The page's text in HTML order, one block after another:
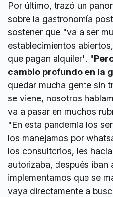
Por último, trazó un
sobre la gastronomía
sostener que "va a ser
establecimientos
que pagan alquiler". "
cambio profundo en la
quedar mucha gente sin
se viene, nosotros
va a pasar en muchos
"En esta pandemia los
los manejamos por
los consultorios, les
autorizaba, después iban
implementamos que se
vaya directamente a